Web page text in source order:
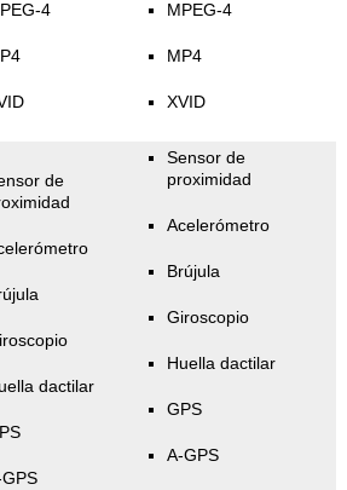
4 MPEG-4
MP4
XVID
de
dactilar
Sensor de
proximidad
Acelerómetro
Brújula
Giroscopio
Huella dactilar
GPS
A-GPS